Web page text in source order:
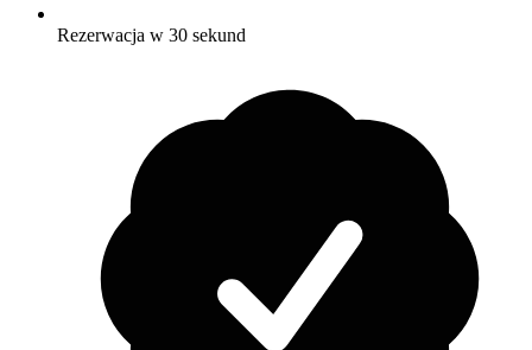
Rezerwacja w 30 sekund